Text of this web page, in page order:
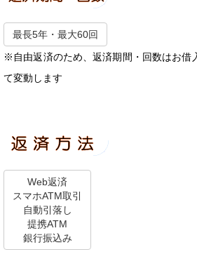
最長5年・最大60回
※自由返済のため、返済期間・回数はお借
て変動します
Web返済
スマホATM取引
自動引落し
提携ATM
銀行振込み